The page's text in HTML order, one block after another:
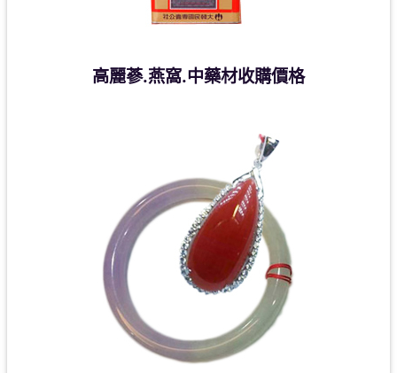
高麗蔘.燕窩.中藥材收購價格